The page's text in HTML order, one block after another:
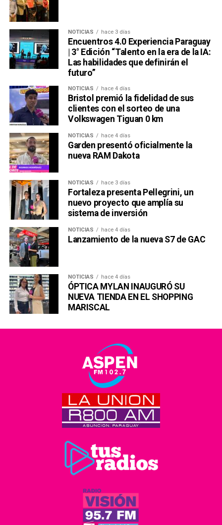
NOTICIAS hace 3 días
Encuentros 4.0 Experiencia Paraguay
| 3° Edición “Talento en la era de la IA:
Las habilidades que definirán el
futuro”
NOTICIAS hace 4 días
Bristol premió la fidelidad de sus
clientes con el sorteo de una
Volkswagen Tiguan 0 km
NOTICIAS hace 4 días
Garden presentó oficialmente la
nueva RAM Dakota
NOTICIAS hace 3 días
Fortaleza presenta Pellegrini, un
nuevo proyecto que amplía su
sistema de inversión
NOTICIAS hace 4 días
Lanzamiento de la nueva S7 de GAC
NOTICIAS hace 4 días
ÓPTICA MYLAN INAUGURÓ SU
NUEVA TIENDA EN EL SHOPPING
MARISCAL